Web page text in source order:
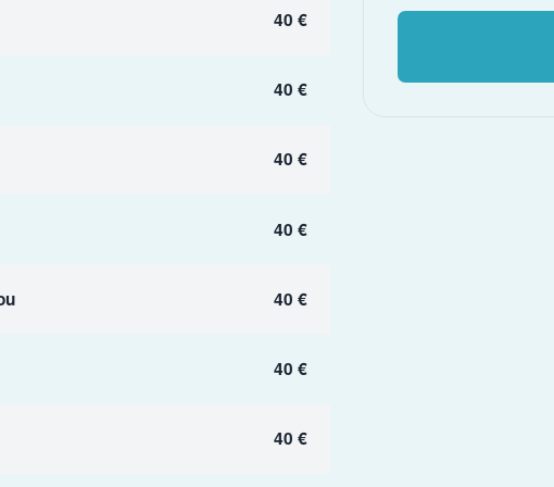
40 €
40 €
40 €
40 €
40 €
40 €
40 €